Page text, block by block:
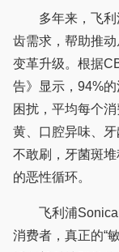
多年来，飞利
齿需求，帮助推
变革升级。根据
告》显示，94%
困扰，平均每个
黄、口腔异味、
不敢刷，牙菌斑
的恶性循环。
飞利浦
消费者，真正的“